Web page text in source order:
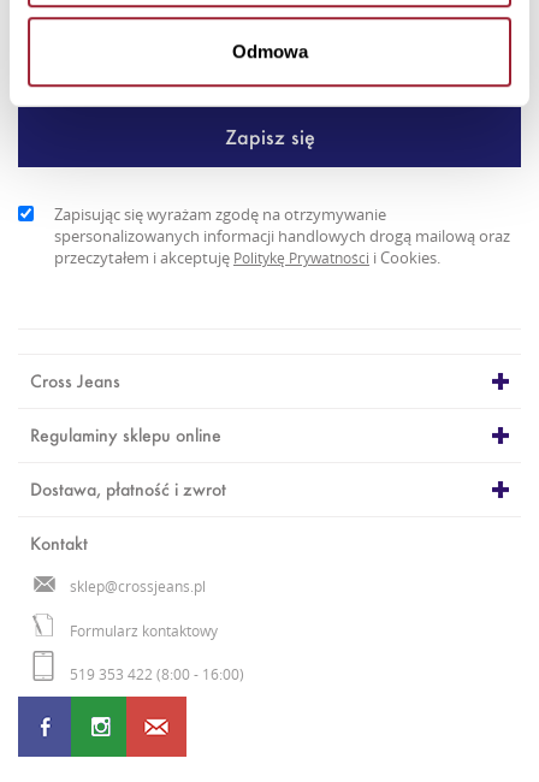
Odmowa
Zapisując się wyrażam zgodę na otrzymywanie
spersonalizowanych informacji handlowych drogą mailową oraz
przeczytałem i akceptuję Politykę Prywatności i Cookies.
Cross Jeans
Regulaminy sklepu online
Dostawa, płatność i zwrot
Kontakt
sklep@crossjeans.pl
Formularz kontaktowy
519 353 422 (8:00 - 16:00)